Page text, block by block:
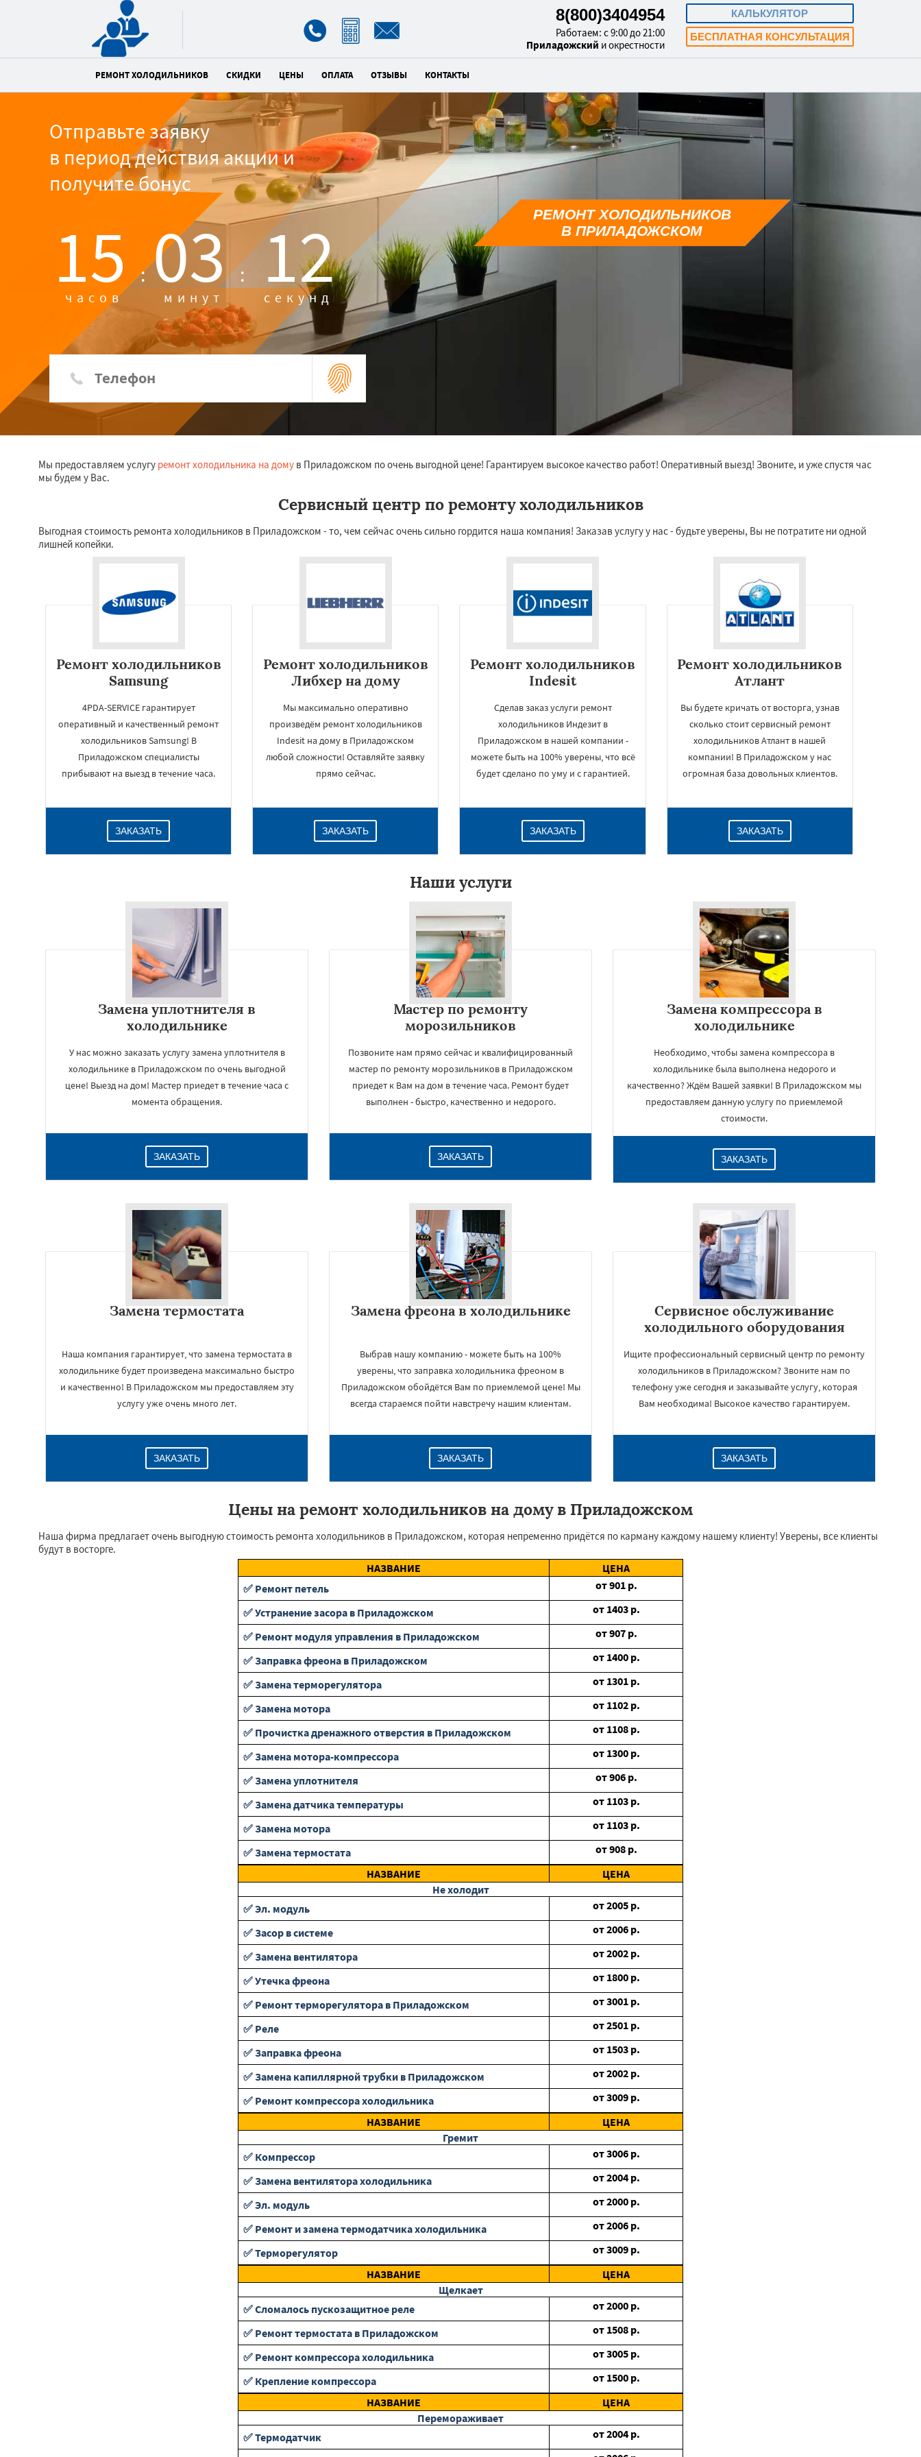
КАЛЬКУЛЯТОР
БЕСПЛАТНАЯ КОНСУЛЬТАЦИЯ
8(800)3404954
Работаем: с 9:00 до 21:00
Приладожский и окрестности
РЕМОНТ ХОЛОДИЛЬНИКОВ СКИДКИ ЦЕНЫ ОПЛАТА ОТЗЫВЫ КОНТАКТЫ
Отправьте заявку
в период действия акции и
получите бонус
15 :
часов 03 :
минут 11
секунд
РЕМОНТ ХОЛОДИЛЬНИКОВ
В ПРИЛАДОЖСКОМ
Мы предоставляем услугу ремонт холодильника на дому в Приладожском по очень выгодной цене! Гарантируем высокое качество работ! Оперативный выезд! Звоните, и уже спустя час
мы будем у Вас.
Сервисный центр по ремонту холодильников
Выгодная стоимость ремонта холодильников в Приладожском - то, чем сейчас очень сильно гордится наша компания! Заказав услугу у нас - будьте уверены, Вы не потратите ни одной
лишней копейки.
Ремонт холодильников
Samsung
4PDA-SERVICE гарантирует
оперативный и качественный ремонт
холодильников Samsung! В
Приладожском специалисты
прибывают на выезд в течение часа.
ЗАКАЗАТЬ
Ремонт холодильников
Либхер на дому
Мы максимально оперативно
произведём ремонт холодильников
Indesit на дому в Приладожском
любой сложности! Оставляйте заявку
прямо сейчас.
ЗАКАЗАТЬ
Ремонт холодильников
Indesit
Сделав заказ услуги ремонт
холодильников Индезит в
Приладожском в нашей компании -
можете быть на 100% уверены, что всё
будет сделано по уму и с гарантией.
ЗАКАЗАТЬ
Ремонт холодильников
Атлант
Вы будете кричать от восторга, узнав
сколько стоит сервисный ремонт
холодильников Атлант в нашей
компании! В Приладожском у нас
огромная база довольных клиентов.
ЗАКАЗАТЬ
Наши услуги
Замена уплотнителя в
холодильнике
У нас можно заказать услугу замена уплотнителя в
холодильнике в Приладожском по очень выгодной
цене! Выезд на дом! Мастер приедет в течение часа с
момента обращения.
ЗАКАЗАТЬ
Мастер по ремонту
морозильников
Позвоните нам прямо сейчас и квалифицированный
мастер по ремонту морозильников в Приладожском
приедет к Вам на дом в течение часа. Ремонт будет
выполнен - быстро, качественно и недорого.
ЗАКАЗАТЬ
Замена компрессора в
холодильнике
Необходимо, чтобы замена компрессора в
холодильнике была выполнена недорого и
качественно? Ждём Вашей заявки! В Приладожском мы
предоставляем данную услугу по приемлемой
стоимости.
ЗАКАЗАТЬ
Замена термостата
Наша компания гарантирует, что замена термостата в
холодильнике будет произведена максимально быстро
и качественно! В Приладожском мы предоставляем эту
услугу уже очень много лет.
ЗАКАЗАТЬ
Замена фреона в холодильнике
Выбрав нашу компанию - можете быть на 100%
уверены, что заправка холодильника фреоном в
Приладожском обойдётся Вам по приемлемой цене! Мы
всегда стараемся пойти навстречу нашим клиентам.
ЗАКАЗАТЬ
Сервисное обслуживание
холодильного оборудования
Ищите профессиональный сервисный центр по ремонту
холодильников в Приладожском? Звоните нам по
телефону уже сегодня и заказывайте услугу, которая
Вам необходима! Высокое качество гарантируем.
ЗАКАЗАТЬ
Цены на ремонт холодильников на дому в Приладожском
Наша фирма предлагает очень выгодную стоимость ремонта холодильников в Приладожском, которая непременно придётся по карману каждому нашему клиенту! Уверены, все клиенты
будут в восторге.
НАЗВАНИЕ
ЦЕНА
✅ Ремонт петель
от901 р.
✅ Устранение засора в Приладожском
от 1403 р.
✅ Ремонт модуля управления в Приладожском
от907 р.
✅ Заправка фреона в Приладожском
от 1400 р.
✅ Замена терморегулятора
от 1301 р.
✅ Замена мотора
от 1102 р.
✅ Прочистка дренажного отверстия в Приладожском
от 1108 р.
✅ Замена мотора-компрессора
от 1300 р.
✅ Замена уплотнителя
от906 р.
✅ Замена датчика температуры
от 1103 р.
✅ Замена мотора
от 1103 р.
✅ Замена термостата
от908 р.
НАЗВАНИЕ
ЦЕНА
Не холодит
✅ Эл. модуль
от2005 р.
✅ Засор в системе
от2006 р.
✅ Замена вентилятора
от2002 р.
✅ Утечка фреона
от 1800 р.
✅ Ремонт терморегулятора в Приладожском
от3001 р.
✅ Реле
от2501 р.
✅ Заправка фреона
от 1503 р.
✅ Замена капиллярной трубки в Приладожском
от2002 р.
✅ Ремонт компрессора холодильника
от3009 р.
НАЗВАНИЕ
ЦЕНА
Гремит
✅ Компрессор
от3006 р.
✅ Замена вентилятора холодильника
от2004 р.
✅ Эл. модуль
от2000 р.
✅ Ремонт и замена термодатчика холодильника
от2006 р.
✅ Терморегулятор
от3009 р.
НАЗВАНИЕ
ЦЕНА
Щелкает
✅ Сломалось пускозащитное реле
от2000 р.
✅ Ремонт термостата в Приладожском
от 1508 р.
✅ Ремонт компрессора холодильника
от3005 р.
✅ Крепление компрессора
от 1500 р.
НАЗВАНИЕ
ЦЕНА
Перемораживает
✅ Термодатчик
от2004 р.
Даю согласие на обработку персональных данных